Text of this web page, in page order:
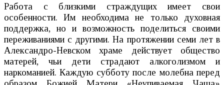
Работа с близкими страждущих имеет свои
особенности. Им необходима не только духовная
поддержка, но и возможность поделиться своими
переживаниями с другими. На протяжении семи лет в
Александро-Невском храме действует общество
матерей, чьи дети страдают алкоголизмом и
наркоманией. Каждую субботу после молебна перед